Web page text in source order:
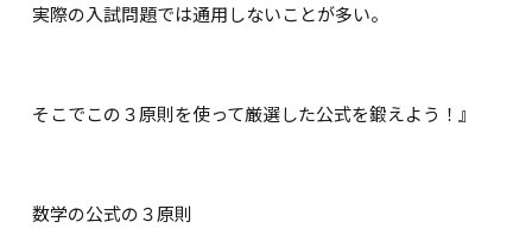
実際の入試問題では通用しないことが多い。
そこでこの３原則を使って厳選した公式を鍛えよう！』
数学の公式の３原則